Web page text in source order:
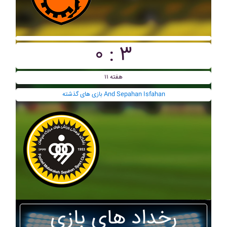
۰ : ۳
هفته ۱۱
بازی های گذشته And Sepahan Isfahan
رخداد های بازی